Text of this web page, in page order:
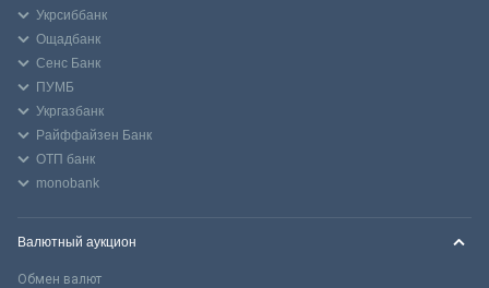
Укрсиббанк
Ощадбанк
Сенс Банк
ПУМБ
Укргазбанк
Райффайзен Банк
ОТП банк
monobank
Валютный аукцион
Обмен валют